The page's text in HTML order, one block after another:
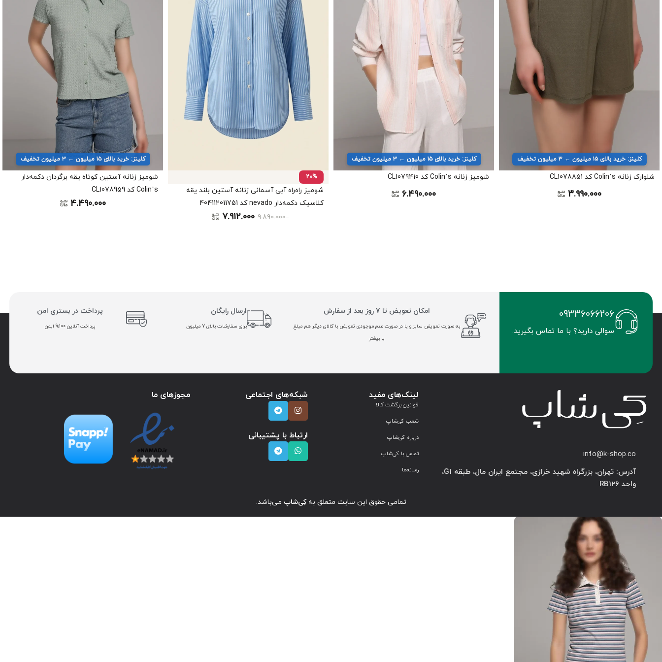
کلینز: خرید بالای ۱۵ میلیون ← ۳ میلیون تخفیف
شلوارک زنانه Colin’s کد CL1078851
3.990.000
کلینز: خرید بالای ۱۵ میلیون ← ۳ میلیون تخفیف
شومیز زنانه Colin’s کد CL1079410
6.490.000
20%
شومیز راه‌راه آبی آسمانی زنانه آستین بلند یقه
کلاسیک دکمه‌دار nevado کد 404112011751
9.890.000
7.912.000
کلینز: خرید بالای ۱۵ میلیون ← ۳ میلیون تخفیف
شومیز زنانه آستین کوتاه یقه برگردان دکمه‌دار
Colin’s کد CL1078959
4.490.000
09336066206
سوالی دارید؟ با ما تماس بگیرید.
امکان تعویض تا 7 روز بعد از سفارش
به صورت تعویض سایز و یا در صورت عدم موجودی تعویض با کالای دیگر هم مبلغ
یا بیشتر
ارسال رایگان
برای سفارشات بالای 7 میلیون
پرداخت در بستری امن
پرداخت آنلاین 100% ایمن
info@k-shop.co
آدرس: تهران، بزرگراه شهید خرازی، مجتمع ایران مال، طبقه G1،
واحد RB126
لینک‌های مفید
قوانین برگشت کالا
شعب کی‌شاپ
درباره کی‌شاپ
تماس با کی‌شاپ
رسانه‌ها
شبکه‌های اجتماعی
ارتباط با پشتیبانی
مجوزهای ما
تمامی حقوق این سایت متعلق بهکِی‌شاپ می‌باشد.